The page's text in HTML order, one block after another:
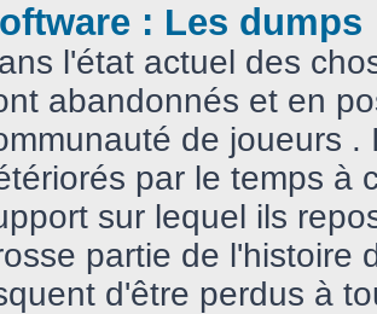
: Les dumps
l'état actuel des
abandonnés et en
de joueurs .
par le temps à
sur lequel ils
partie de l'histoire
d'être perdus à